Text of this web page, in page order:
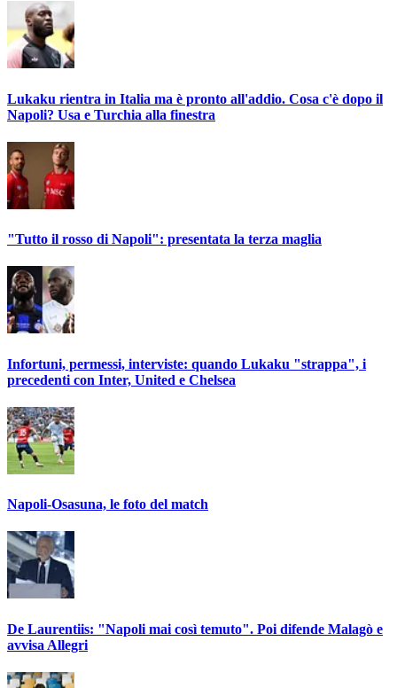
Lukaku rientra in Italia ma è pronto all'addio. Cosa c'è dopo il
Napoli? Usa e Turchia alla finestra
"Tutto il rosso di Napoli": presentata la terza maglia
Infortuni, permessi, interviste: quando Lukaku "strappa", i
precedenti con Inter, United e Chelsea
Napoli-Osasuna, le foto del match
De Laurentiis: "Napoli mai così temuto". Poi difende Malagò e
avvisa Allegri